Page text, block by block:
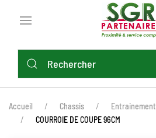
principal
FIL
D'ARIANE
Accueil Chassis Entrainement
COURROIE DE COUPE 96CM